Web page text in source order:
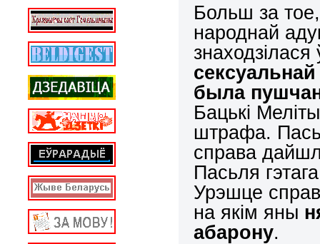
Больш за
народнай
была
Бацькі
штрафа.
справа
Пасьля
Урэшце
на якім яны
абарону.